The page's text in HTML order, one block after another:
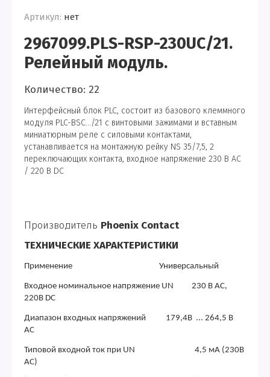
Артикул: нет
2967099.PLS-RSP-230UC/21.
Релейный модуль.
Количество: 22
Интерфейсный блок PLC, состоит из базового клеммного
модуля PLC-BSC.../21 с винтовыми зажимами и вставным
миниатюрным реле с силовыми контактами,
устанавливается на монтажную рейку NS 35/7,5, 2
переключающих контакта, входное напряжение 230 В AC
/ 220 В DC
Производитель Phoenix Contact
ТЕХНИЧЕСКИЕ ХАРАКТЕРИСТИКИ
Применение Универсальный
Входное номинальное напряжение UN 230 В АC,
220В DC
Диапазон входных напряжений 179,4В ... 264,5 В
AC
Типовой входной ток при UN 4,5 мА (230В
AC)